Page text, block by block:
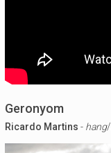
Geronyom
Ricardo Martins - hang/